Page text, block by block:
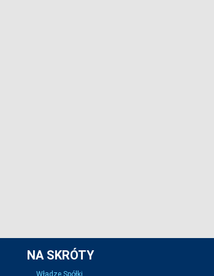
NA SKRÓTY
Władze Spółki